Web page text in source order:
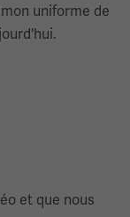
uniforme de
et que nous